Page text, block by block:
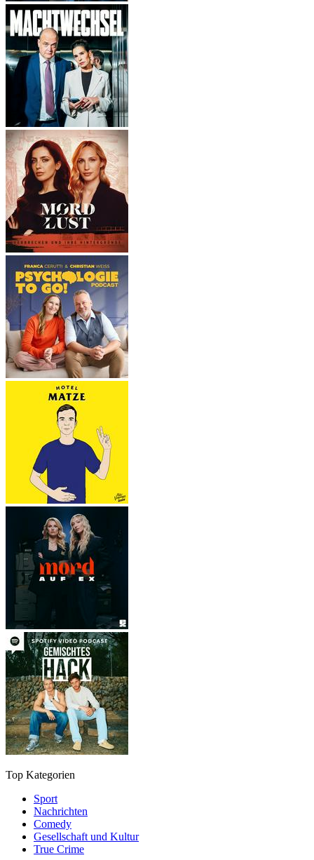
Top Kategorien
Sport
Nachrichten
Comedy
Gesellschaft und Kultur
True Crime